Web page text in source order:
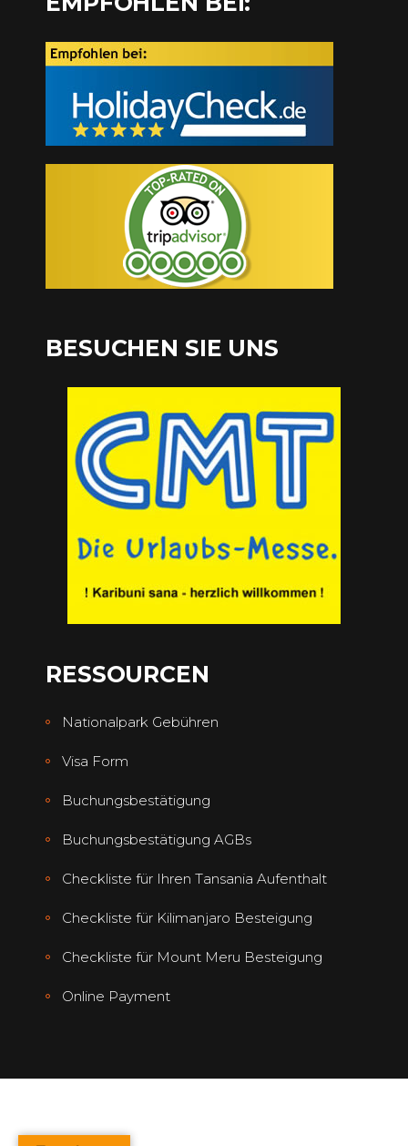
BESUCHEN SIE UNS
RESSOURCEN
Nationalpark Gebühren
Visa Form
Buchungsbestätigung
Buchungsbestätigung AGBs
Checkliste für Ihren Tansania Aufenthalt
Checkliste für Kilimanjaro Besteigung
Checkliste für Mount Meru Besteigung
Online Payment